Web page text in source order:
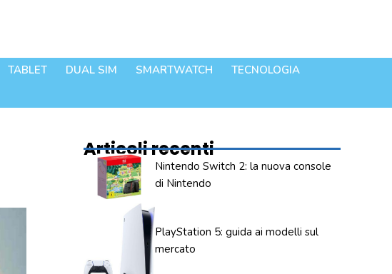
TABLET DUAL SIM SMARTWATCH
TECNOLOGIA
Articoli recenti
Nintendo Switch 2: la nuova console
di Nintendo
PlayStation 5: guida ai modelli sul
mercato